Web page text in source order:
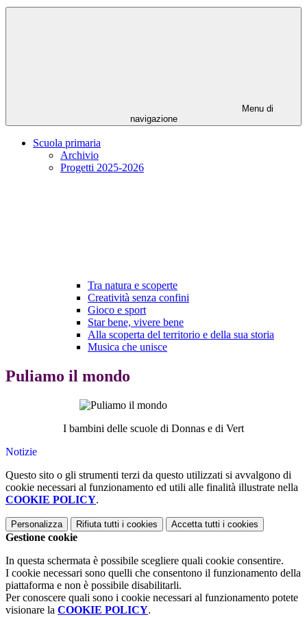
Menu di
navigazione
Scuola primaria
Archivio
Progetti 2025-2026
Tra natura e scoperte
Creatività senza confini
Gioco e sport
Star bene, vivere bene
Alla scoperta del territorio e della sua storia
Musica che unisce
Puliamo il mondo
I bambini delle scuole di Donnas e di Vert
Notizie
Questo sito o gli strumenti terzi da questo utilizzati si avvalgono di
cookie necessari al funzionamento ed utili alle finalità illustrate nella
COOKIE POLICY.
Personalizza Rifiuta tutti i cookies Accetta tutti i cookies
Gestione cookie
In questa schermata è possibile scegliere quali cookie consentire.
I cookie necessari sono quelli che consentono il funzionamento della
piattaforma e non è possibile disabilitarli.
Per conoscere quali sono i cookie necessari al funzionamento potete
visionare la COOKIE POLICY.